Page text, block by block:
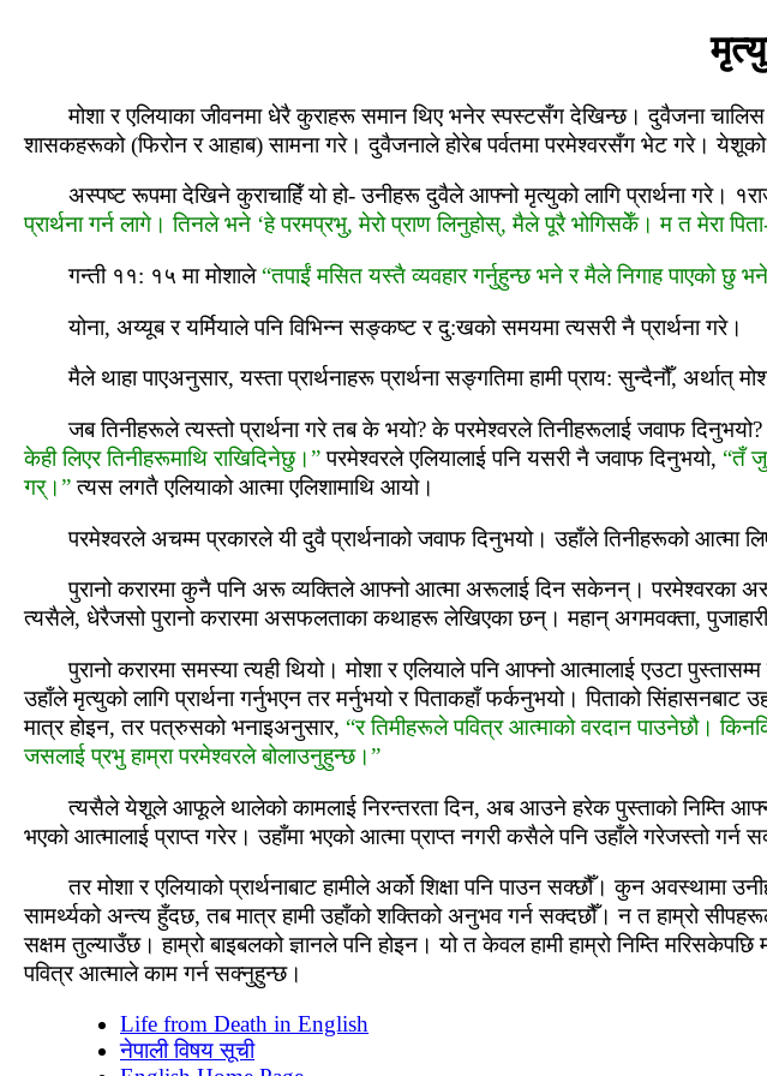
मोशा र एलियाका जीवनमा धेरै कुराहरू समान थिए भनेर स्‍पस्‍टसँग देखिन्‍छ। दुवैजना
शासकहरूको (फिरोन र आहाब) सामना गरे। दुवैजनाले होरेब पर्वतमा परमेश्‍वरसँग भेट गरे।
अस्‍पष्‍ट रूपमा देखिने कुराचाहिँ यो हो- उनीहरू दुवैले आफ्‍नो मृत्‍युको लागि प्रार्थना गरे।
प्रार्थना गर्न लागे। तिनले भने ‘हे परमप्रभु, मेरो प्राण लिनुहोस्, मैले पूरै भोगिसकेँ। म त मेरा
गन्‍ती ११: १५ मा मोशाले “तपाईं मसित यस्‍तै व्‍यवहार गर्नुहुन्‍छ भने र मैले निगाह पाएको छु
योना, अय्‍यूब र यर्मियाले पनि विभिन्न सङ्कष्‍ट र दु:खको समयमा त्‍यसरी नै प्रार्थना गरे।
मैले थाहा पाएअनुसार, यस्‍ता प्रार्थनाहरू प्रार्थना सङ्गतिमा हामी प्राय: सुन्‍दैनौँ, अर्थात्
जब तिनीहरूले त्‍यस्‍तो प्रार्थना गरे तब के भयो? के परमेश्‍वरले तिनीहरूलाई जवाफ दिनुभयो?
केही लिएर तिनीहरूमाथि राखिदिनेछु।”परमेश्‍वरले एलियालाई पनि यसरी नै जवाफ दिनुभयो, “तँ
गर्।”त्‍यस लगतै एलियाको आत्‍मा एलिशामाथि आयो।
परमेश्‍वरले अचम्‍म प्रकारले यी दुवै प्रार्थनाको जवाफ दिनुभयो। उहाँले तिनीहरूको आत्‍मा
पुरानो करारमा कुनै पनि अरू व्‍यक्तिले आफ्‍नो आत्‍मा अरूलाई दिन सकेनन्। परमेश्‍वरका
त्‍यसैले, धेरैजसो पुरानो करारमा असफलताका कथाहरू लेखिएका छन्। महान् अगमवक्ता,
पुरानो करारमा समस्‍या त्‍यही थियो। मोशा र एलियाले पनि आफ्‍नो आत्‍मालाई एउटा
उहाँले मृत्‍युको लागि प्रार्थना गर्नुभएन तर मर्नुभयो र पिताकहाँ फर्कनुभयो। पिताको
मात्र होइन, तर पत्रुसको भनाइअनुसार, “र तिमीहरूले पवित्र आत्‍माको वरदान पाउनेछौ।
जसलाई प्रभु हाम्रा परमेश्‍वरले बोलाउनुहुन्‍छ।”
त्‍यसैले येशूले आफूले थालेको कामलाई निरन्‍तरता दिन, अब आउने हरेक पुस्‍ताको निम्‍ति
भएको आत्‍मालाई प्राप्‍त गरेर। उहाँमा भएको आत्‍मा प्राप्‍त नगरी कसैले पनि उहाँले गरेजस्‍तो गर्न
तर मोशा र एलियाको प्रार्थनाबाट हामीले अर्को शिक्षा पनि पाउन सक्‍छौँ। कुन
सामर्थ्‍यको अन्‍त्‍य हुँदछ, तब मात्र हामी उहाँको शक्तिको अनुभव गर्न सक्‍दछौँ। न त हाम्रो
सक्षम तुल्‍याउँछ। हाम्रो बाइबलको ज्ञानले पनि होइन। यो त केवल हामी हाम्रो निम्‍ति
पवित्र आत्‍माले काम गर्न सक्‍नुहुन्‍छ।
Life from Death in English
नेपाली विषय सूची